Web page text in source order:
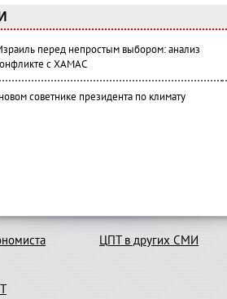
перед непростым выбором: анализ
с ХАМАС
советнике президента по климату
ЦПТ в других СМИ